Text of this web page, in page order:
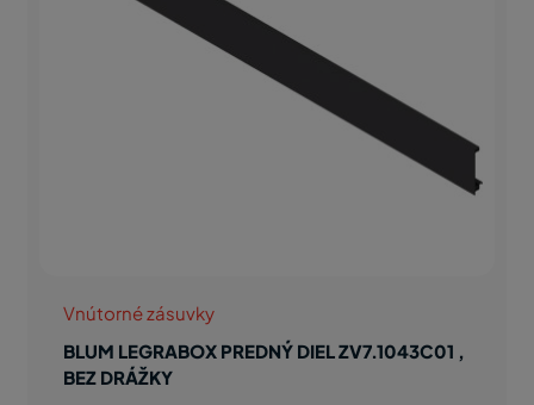
Vnútorné zásuvky
BLUM LEGRABOX PREDNÝ DIEL ZV7.1043C01 ,
BEZ DRÁŽKY